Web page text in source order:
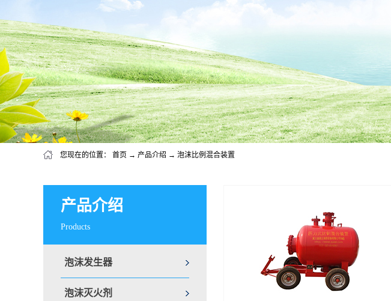
您现在的位置： 首页 → 产品介绍 → 泡沫比例混合装置
产品介绍
Products
泡沫发生器
泡沫灭火剂